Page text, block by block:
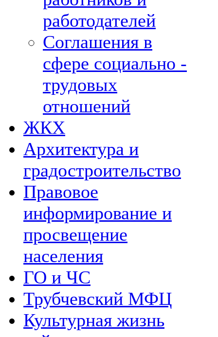
работодателей
Соглашения в
сфере социально -
трудовых
отношений
ЖКХ
Архитектура и
градостроительство
Правовое
информирование и
просвещение
населения
ГО и ЧС
Трубчевский МФЦ
Культурная жизнь